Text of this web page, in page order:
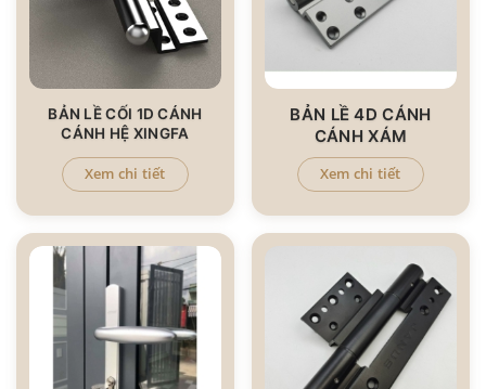
BẢN LỀ CỐI 1D CÁNH
CÁNH HỆ XINGFA
Xem chi tiết
BẢN LỀ 4D CÁNH
CÁNH XÁM
Xem chi tiết